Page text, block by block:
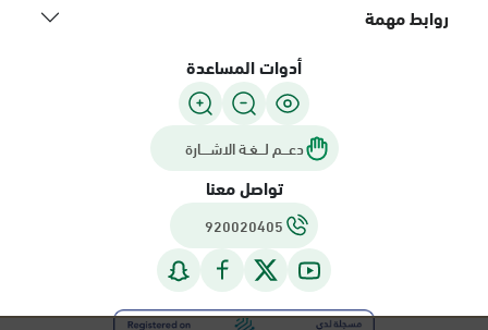
روابط مهمة
أدوات المساعدة
دعـــم لـــغـة الاشــــارة
تواصل معنا
920020405